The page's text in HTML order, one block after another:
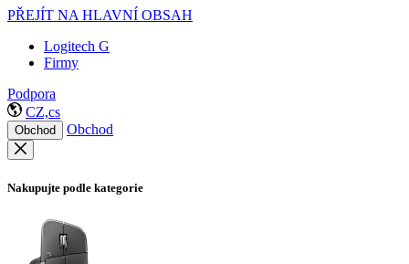
PŘEJÍT NA HLAVNÍ OBSAH
Logitech G
Firmy
Podpora
CZ,cs
Obchod Obchod
Nakupujte podle kategorie